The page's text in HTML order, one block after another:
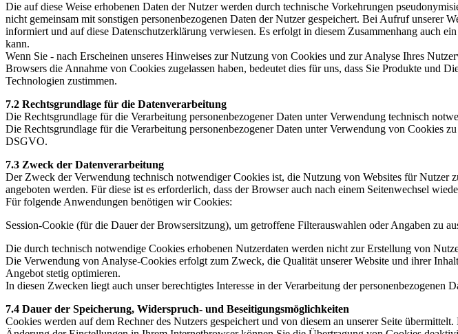
Die auf diese Weise erhobenen Daten der Nutzer werden durch technische Vorkehrungen
nicht gemeinsam mit sonstigen personenbezogenen Daten der Nutzer gespeichert. Bei Aufruf
informiert und auf diese Datenschutzerklärung verwiesen. Es erfolgt in diesem Zusammenhang auch
kann.
Wenn Sie - nach Erscheinen unseres Hinweises zur Nutzung von Cookies und zur Analyse Ihres
Browsers die Annahme von Cookies zugelassen haben, bedeutet dies für uns, dass Sie Produkte und
Technologien zustimmen.
7.2 Rechtsgrundlage für die Datenverarbeitung
Die Rechtsgrundlage für die Verarbeitung personenbezogener Daten unter Verwendung technisch
Die Rechtsgrundlage für die Verarbeitung personenbezogener Daten unter Verwendung von
DSGVO.
7.3 Zweck der Datenverarbeitung
Der Zweck der Verwendung technisch notwendiger Cookies ist, die Nutzung von Websites für
angeboten werden. Für diese ist es erforderlich, dass der Browser auch nach einem Seitenwechsel
Für folgende Anwendungen benötigen wir Cookies:
Session-Cookie (für die Dauer der Browsersitzung), um getroffene Filterauswahlen oder Angaben zu
Die durch technisch notwendige Cookies erhobenen Nutzerdaten werden nicht zur Erstellung von
Die Verwendung von Analyse-Cookies erfolgt zum Zweck, die Qualität unserer Website und ihrer
Angebot stetig optimieren.
In diesen Zwecken liegt auch unser berechtigtes Interesse in der Verarbeitung der
7.4 Dauer der Speicherung, Widerspruch- und Beseitigungsmöglichkeiten
Cookies werden auf dem Rechner des Nutzers gespeichert und von diesem an unserer Seite